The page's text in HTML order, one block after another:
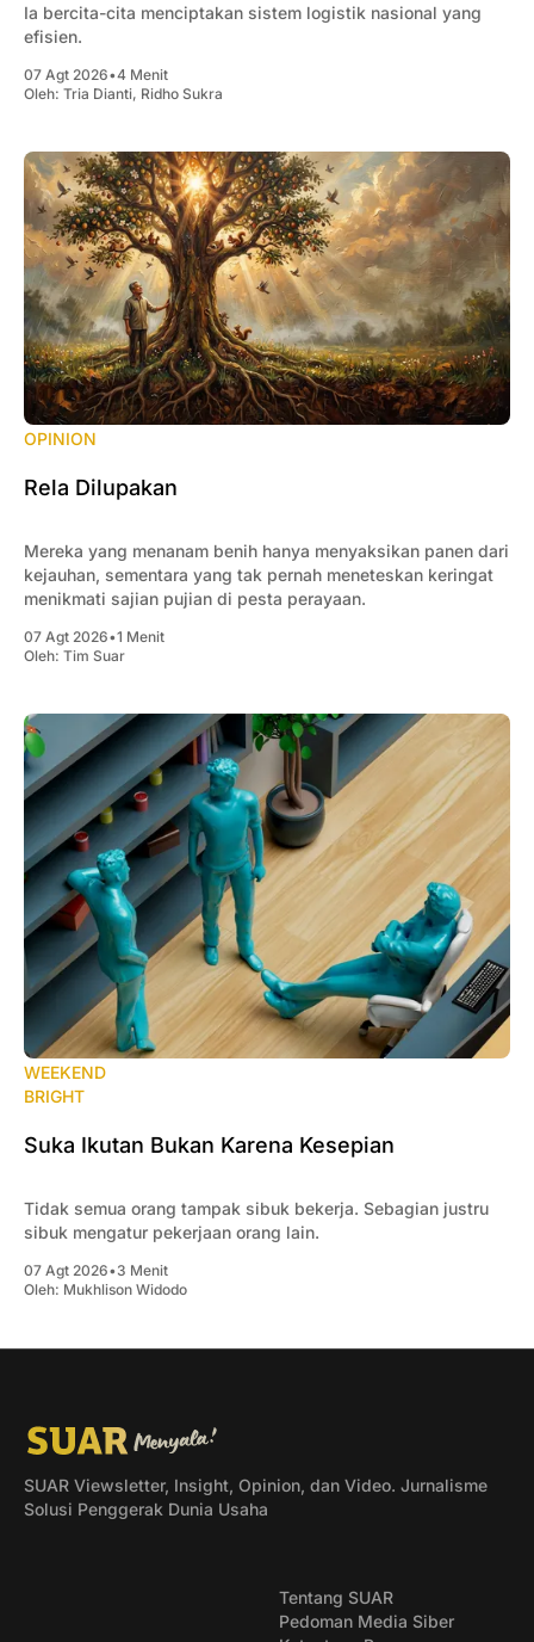
Ia bercita-cita menciptakan sistem logistik nasional yang
efisien.
07 Agt 2026•4 Menit
Oleh: Tria Dianti, Ridho Sukra
OPINION
Rela Dilupakan
Mereka yang menanam benih hanya menyaksikan panen dari
kejauhan, sementara yang tak pernah meneteskan keringat
menikmati sajian pujian di pesta perayaan.
07 Agt 2026•1 Menit
Oleh: Tim Suar
WEEKEND
BRIGHT
Suka Ikutan Bukan Karena Kesepian
Tidak semua orang tampak sibuk bekerja. Sebagian justru
sibuk mengatur pekerjaan orang lain.
07 Agt 2026•3 Menit
Oleh: Mukhlison Widodo
SUAR Viewsletter, Insight, Opinion, dan Video. Jurnalisme
Solusi Penggerak Dunia Usaha
Tentang SUAR
Pedoman Media Siber